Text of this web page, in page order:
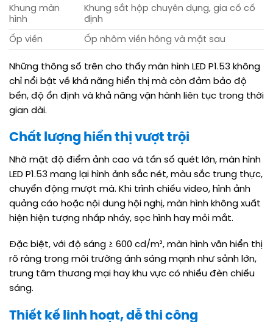
Khung màn
hình
Khung sắt hộp chuyên dụng, gia cố cố
định
Ốp viền Ốp nhôm viền hông và mặt sau
Những thông số trên cho thấy màn hình LED P1.53 không
chỉ nổi bật về khả năng hiển thị mà còn đảm bảo độ
bền, độ ổn định và khả năng vận hành liên tục trong thời
gian dài.
Chất lượng hiển thị vượt trội
Nhờ mật độ điểm ảnh cao và tần số quét lớn, màn hình
LED P1.53 mang lại hình ảnh sắc nét, màu sắc trung thực,
chuyển động mượt mà. Khi trình chiếu video, hình ảnh
quảng cáo hoặc nội dung hội nghị, màn hình không xuất
hiện hiện tượng nhấp nháy, sọc hình hay mỏi mắt.
Đặc biệt, với độ sáng ≥ 600 cd/m², màn hình vẫn hiển thị
rõ ràng trong môi trường ánh sáng mạnh như sảnh lớn,
trung tâm thương mại hay khu vực có nhiều đèn chiếu
sáng.
Thiết kế linh hoạt, dễ thi công